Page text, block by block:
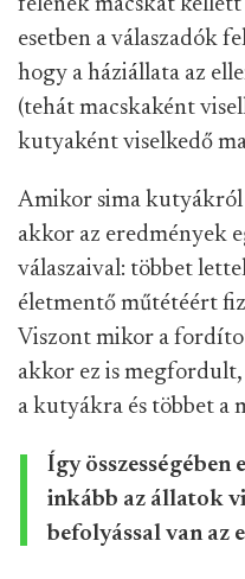
felének macskát
esetben a válaszadók
hogy a háziállata az
(tehát macskaként
kutyaként viselkedő
Amikor sima kutyákról
akkor az eredmények
válaszaival: többet
életmentő műtétéért
Viszont mikor a
akkor ez is
a kutyákra és többet a
Így összességében
inkább az állatok
befolyással van az